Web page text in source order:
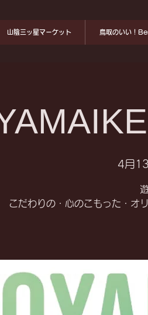
山陰三ッ星マーケット 鳥取のいい！
4月
こだわりの・心のこもった・オ